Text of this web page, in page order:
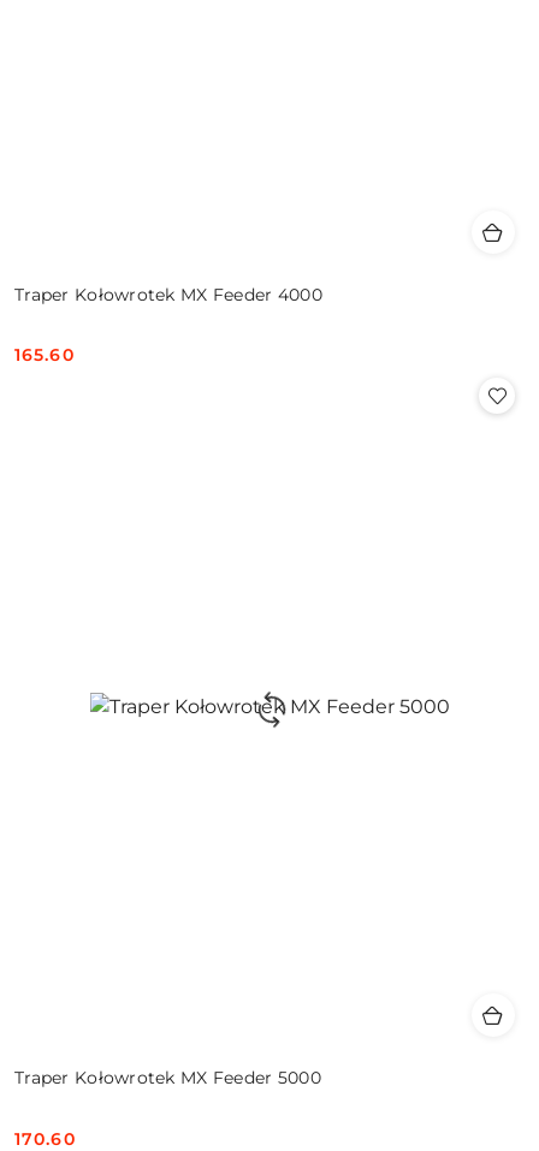
Traper Kołowrotek MX Feeder 4000
Cena:
165.60
Traper Kołowrotek MX Feeder 5000
170.60